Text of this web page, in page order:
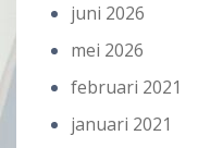
juni 2026
mei 2026
februari 2021
januari 2021